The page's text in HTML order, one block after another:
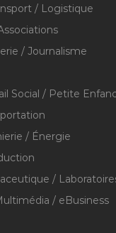
/ Logistique
/ Journalisme
Social / Petite
/ Énergie
/
/ eBusiness